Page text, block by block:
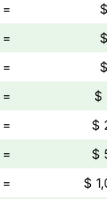
=
=
=
=
$
=
$
=
$
= $